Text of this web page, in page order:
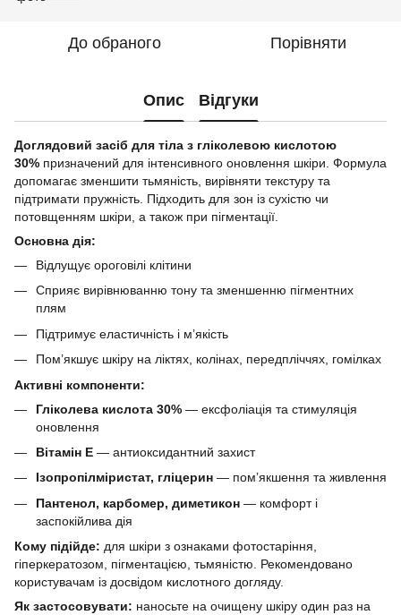
До обраного Порівняти
Опис Відгуки
Доглядовий засіб для тіла з гліколевою кислотою
30% призначений для інтенсивного оновлення шкіри. Формула
допомагає зменшити тьмяність, вирівняти текстуру та
підтримати пружність. Підходить для зон із сухістю чи
потовщенням шкіри, а також при пігментації.
Основна дія:
Відлущує ороговілі клітини
Сприяє вирівнюванню тону та зменшенню пігментних
плям
Підтримує еластичність і м’якість
Пом’якшує шкіру на ліктях, колінах, передпліччях, гомілках
Активні компоненти:
Гліколева кислота 30% — ексфоліація та стимуляція
оновлення
Вітамін E — антиоксидантний захист
Ізопропілміристат, гліцерин — пом’якшення та живлення
Пантенол, карбомер, диметикон — комфорт і
заспокійлива дія
Кому підійде: для шкіри з ознаками фотостаріння,
гіперкератозом, пігментацією, тьмяністю. Рекомендовано
користувачам із досвідом кислотного догляду.
Як застосовувати: наносьте на очищену шкіру один раз на